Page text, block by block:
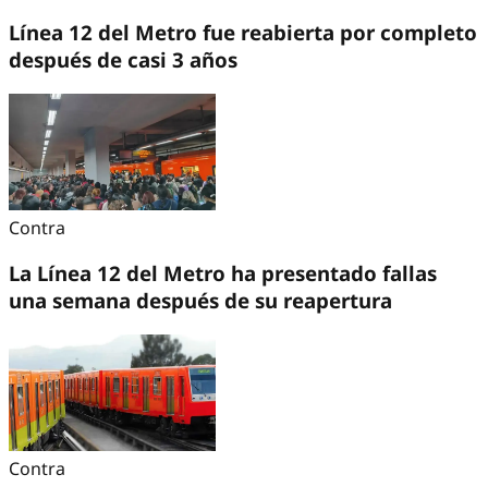
Línea 12 del Metro fue reabierta por completo
después de casi 3 años
Contra
La Línea 12 del Metro ha presentado fallas
una semana después de su reapertura
Contra